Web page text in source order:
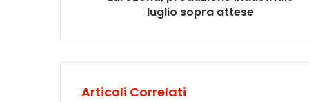
luglio sopra attese
Articoli Correlati